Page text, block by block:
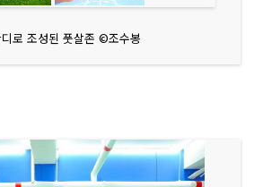
로 조성된 풋살존 ©조수봉